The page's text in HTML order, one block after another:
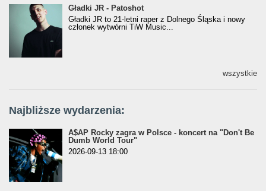
Gładki JR - Patoshot
Gładki JR - Patoshot
Gładki JR to 21-letni raper z Dolnego Śląska i nowy
członek wytwórni TiW Music...
wszystkie
Najbliższe wydarzenia:
A$AP Rocky zagra w Polsce - koncert na "Don't Be
Dumb World Tour"
2026-09-13 18:00